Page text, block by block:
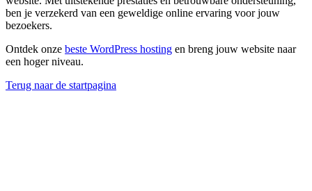
ben je verzekerd van een geweldige online ervaring voor jouw
bezoekers.
Ontdek onze beste WordPress hosting en breng jouw website naar
een hoger niveau.
Terug naar de startpagina